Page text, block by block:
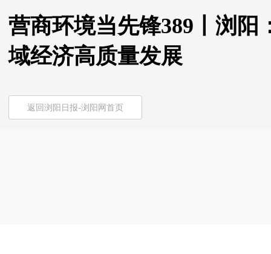
营商环境当先锋389丨浏
域经济高质量发展
返回浏阳日报-浏阳网首页